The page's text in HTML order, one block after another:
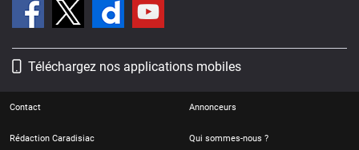
Téléchargez nos applications mobiles
Contact Annonceurs
Rédaction Caradisiac Qui sommes-nous ?